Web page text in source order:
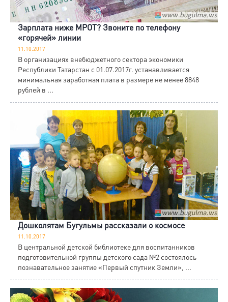
Зарплата ниже МРОТ? Звоните по телефону
«горячей» линии
11.10.2017
В организациях внебюджетного сектора экономики
Республики Татарстан с 01.07.2017г. устанавливается
минимальная заработная плата в размере не менее 8848
рублей в ...
Дошколятам Бугульмы рассказали о космосе
11.10.2017
В центральной детской библиотеке для воспитанников
подготовительной группы детского сада №2 состоялось
познавательное занятие «Первый спутник Земли», ...